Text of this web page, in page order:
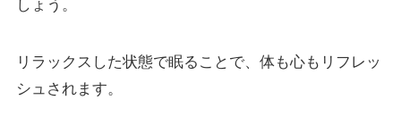
しょう。
リラックスした状態で眠ることで、体も心もリフレッ
シュされます。